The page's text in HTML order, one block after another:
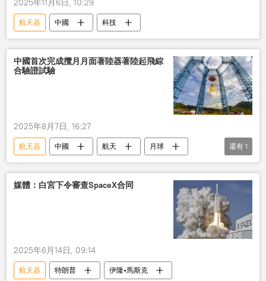
2025年11月6日, 10:29
航天器 中國 科技
中國首次完成攬月月面著陸器著陸起飛綜
合驗證試驗
2025年8月7日, 16:27
航天器 中國 航天
月球
試驗
還有 1
媒體：白宮下令審查SpaceX合同
2025年6月14日, 09:14
航天器 特朗普 伊隆•馬斯克